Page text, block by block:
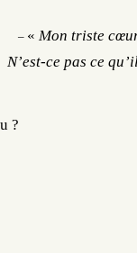
– « Mon triste
N’est-ce pas ce
?